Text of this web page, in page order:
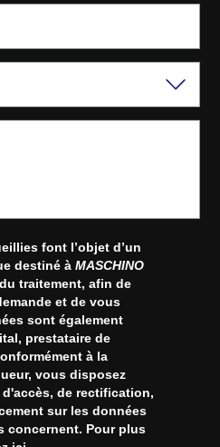
font l’objet d’un
destiné à MASCHINO
traitement, afin de
et de vous
sont également
prestataire de
à la
vous disposez
de rectification,
sur les données
concernent. Pour plus